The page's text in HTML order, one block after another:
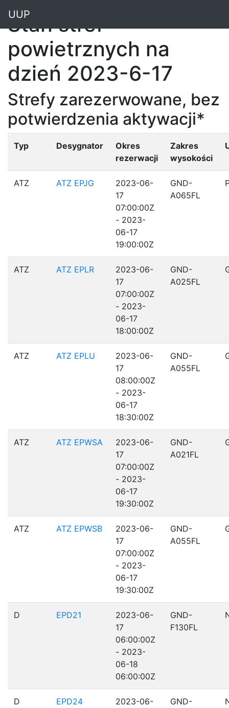
UUP
Stan stref
powietrznych na
dzień 2023-6-17
Strefy zarezerwowane, bez
potwierdzenia aktywacji*
Typ Desygnator
Okres
rezerwacji
Zakres
wysokości
ATZ ATZ EPJG
2023-06-
17
07:00:00Z
- 2023-
06-17
19:00:00Z
GND-
A065FL
ATZ ATZ EPLR
2023-06-
17
07:00:00Z
- 2023-
06-17
18:00:00Z
GND-
A025FL
ATZ ATZ EPLU
2023-06-
17
08:00:00Z
- 2023-
06-17
18:30:00Z
GND-
A055FL
ATZ ATZ EPWSA
2023-06-
17
07:00:00Z
- 2023-
06-17
19:30:00Z
GND-
A021FL
ATZ ATZ EPWSB
2023-06-
17
07:00:00Z
- 2023-
06-17
19:30:00Z
GND-
A055FL
D EPD21
2023-06-
17
06:00:00Z
- 2023-
06-18
06:00:00Z
GND-
F130FL
D EPD24
2023-06-
GND-